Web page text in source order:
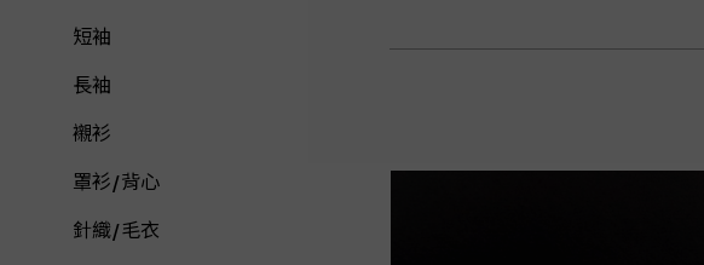
短袖
長袖
襯衫
罩衫/背心
針織/毛衣